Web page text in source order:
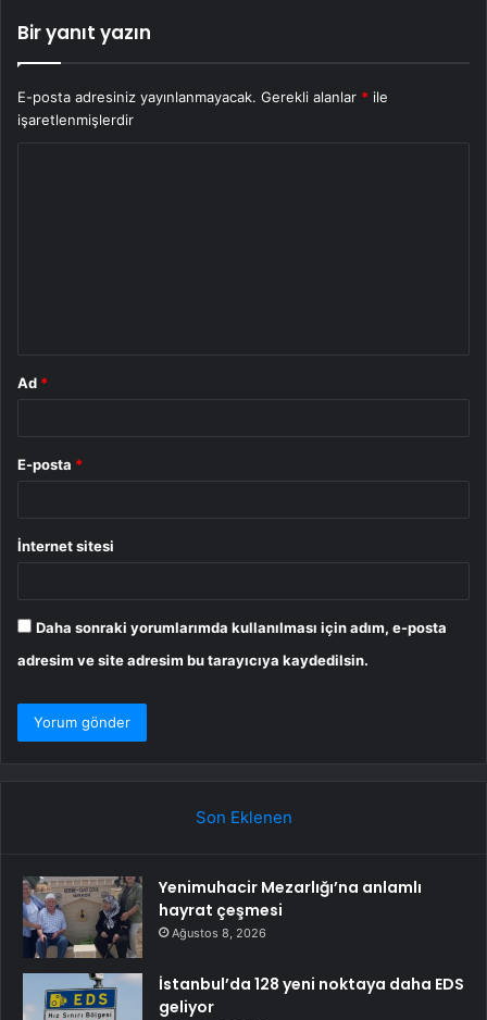
Bir yanıt yazın
E-posta adresiniz yayınlanmayacak. Gerekli alanlar * ile
işaretlenmişlerdir
Ad *
E-posta *
İnternet sitesi
Daha sonraki yorumlarımda kullanılması için adım, e-posta
adresim ve site adresim bu tarayıcıya kaydedilsin.
Son Eklenen
Yenimuhacir Mezarlığı’na anlamlı
hayrat çeşmesi
Ağustos 8, 2026
İstanbul’da 128 yeni noktaya daha EDS
geliyor